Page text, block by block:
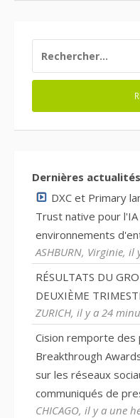
Dernières
DXC et Primary
Trust native pour
environnements
ASHBURN, Virginie, il
RÉSULTATS DU
DEUXIÈME
ZURICH, il y a 24
Cision remporte des
Breakthrough
sur les réseaux
communiqués de
CHICAGO, il y a une